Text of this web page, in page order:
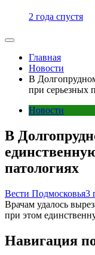
2 года спустя
Главная
Новости
В
при серьезных
Новости
В
патологиях
Вести Подмосковья3
Врачам удалось
при этом
Навигация